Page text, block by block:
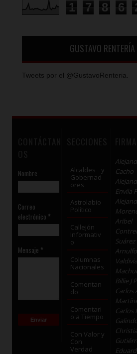
1 7 8 6
GUSTAVO
Tweets por el @GustavoRenteria.
Nombre
Correo
electrónico *
Mensaje *
Alcaldes y
Gobernad
ores
Astrolabio
Político
Callejón
Informativ
o
Columnas
Nacionales
Comentan
do
Comentari
o a Tiempo
Con Valor y
Con
Verdad
Cacho
Envila
Aribel
Suárez
Arnulfo
Valdivia
Billie J
Carlos
Carlos